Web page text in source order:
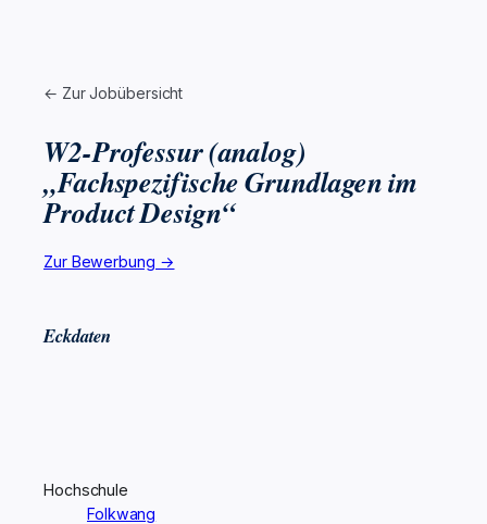
← Zur Jobübersicht
W2-Professur (analog)
„Fachspezifische Grundlagen im
Product Design“
Zur Bewerbung →
Eckdaten
Hochschule
Folkwang